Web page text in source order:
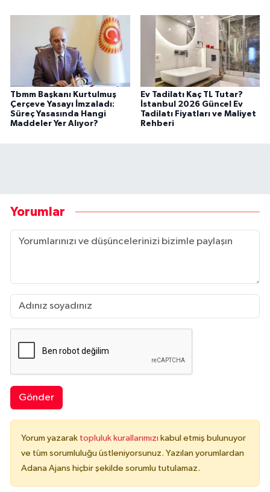
Tbmm Başkanı Kurtulmuş
Çerçeve Yasayı İmzaladı:
Süreç Yasasında Hangi
Maddeler Yer Alıyor?
Ev Tadilatı Kaç TL Tutar?
İstanbul 2026 Güncel Ev
Tadilatı Fiyatları ve Maliyet
Rehberi
Yorumlar
Gönder
Yorum yazarak topluluk kurallarımızı kabul etmiş bulunuyor
ve tüm sorumluluğu üstleniyorsunuz. Yazılan yorumlardan
Adana Ajans hiçbir şekilde sorumlu tutulamaz.